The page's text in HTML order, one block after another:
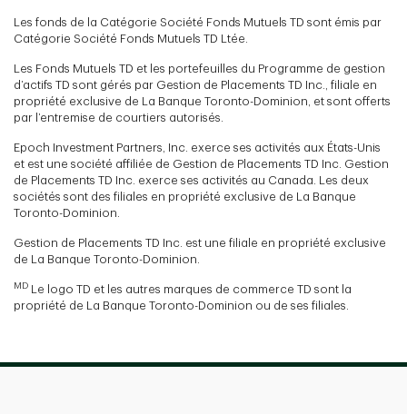
Les fonds de la Catégorie Société Fonds Mutuels TD sont émis par
Catégorie Société Fonds Mutuels TD Ltée.
Les Fonds Mutuels TD et les portefeuilles du Programme de gestion
d’actifs TD sont gérés par Gestion de Placements TD Inc., filiale en
propriété exclusive de La Banque Toronto-Dominion, et sont offerts
par l’entremise de courtiers autorisés.
Epoch Investment Partners, Inc. exerce ses activités aux États-Unis
et est une société affiliée de Gestion de Placements TD Inc. Gestion
de Placements TD Inc. exerce ses activités au Canada. Les deux
sociétés sont des filiales en propriété exclusive de La Banque
Toronto-Dominion.
Gestion de Placements TD Inc. est une filiale en propriété exclusive
de La Banque Toronto-Dominion.
MD
Le logo TD et les autres marques de commerce TD sont la
propriété de La Banque Toronto-Dominion ou de ses filiales.